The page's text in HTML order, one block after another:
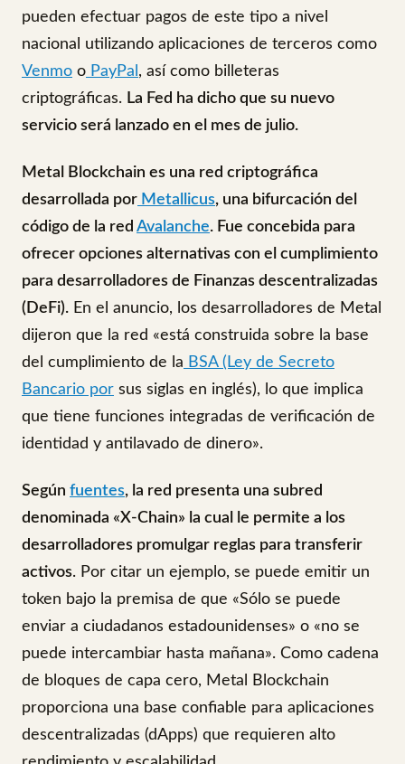
pueden efectuar pagos de este tipo a nivel
nacional utilizando aplicaciones de terceros como
Venmo o PayPal , así como billeteras
criptográficas. La Fed ha dicho que su nuevo
servicio será lanzado en el mes de julio.
Metal Blockchain es una red criptográfica
desarrollada por Metallicus, una bifurcación del
código de la red Avalanche. Fue concebida para
ofrecer opciones alternativas con el cumplimiento
para desarrolladores de Finanzas descentralizadas
(DeFi). En el anuncio, los desarrolladores de Metal
dijeron que la red «está construida sobre la base
del cumplimiento de la BSA (Ley de Secreto
Bancario por sus siglas en inglés), lo que implica
que tiene funciones integradas de verificación de
identidad y antilavado de dinero».
Según fuentes, la red presenta una subred
denominada «X-Chain» la cual le permite a los
desarrolladores promulgar reglas para transferir
activos. Por citar un ejemplo, se puede emitir un
token bajo la premisa de que «Sólo se puede
enviar a ciudadanos estadounidenses» o «no se
puede intercambiar hasta mañana». Como cadena
de bloques de capa cero, Metal Blockchain
proporciona una base confiable para aplicaciones
descentralizadas (dApps) que requieren alto